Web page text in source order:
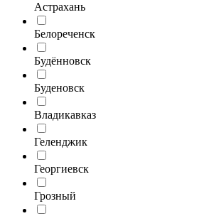
Астрахань
Белореченск
Будённовск
Буденовск
Владикавказ
Геленджик
Георгиевск
Грозный